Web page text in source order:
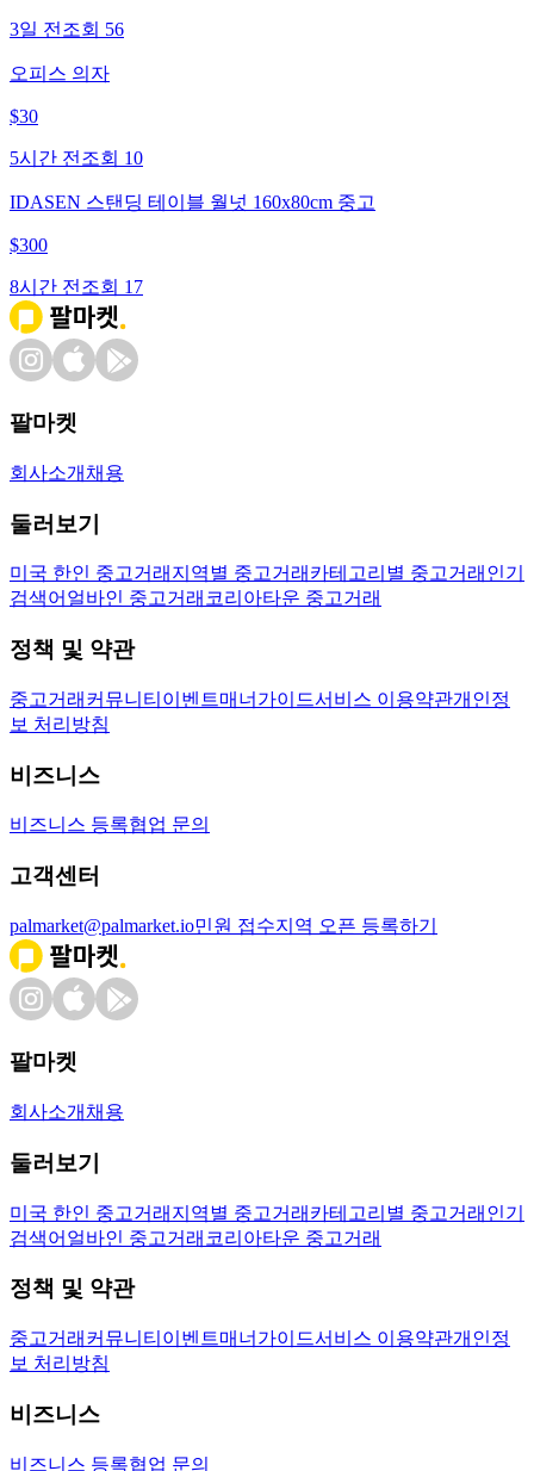
3일 전 조회 56
오피스 의자
$30
5시간 전 조회 10
IDASEN 스탠딩 테이블 월넛 160x80cm 중고
$300
8시간 전 조회 17
팔마켓
회사소개 채용
둘러보기
미국 한인 중고거래 지역별 중고거래 카테고리별 중고거래 인기
검색어 얼바인 중고거래 코리아타운 중고거래
정책 및 약관
중고거래 커뮤니티 이벤트매너가이드서비스 이용약관개인정
보 처리방침
비즈니스
비즈니스 등록협업 문의
고객센터
palmarket@palmarket.io민원 접수지역 오픈 등록하기
팔마켓
회사소개 채용
둘러보기
미국 한인 중고거래 지역별 중고거래 카테고리별 중고거래 인기
검색어 얼바인 중고거래 코리아타운 중고거래
정책 및 약관
중고거래 커뮤니티 이벤트매너가이드서비스 이용약관개인정
보 처리방침
비즈니스
비즈니스 등록협업 문의